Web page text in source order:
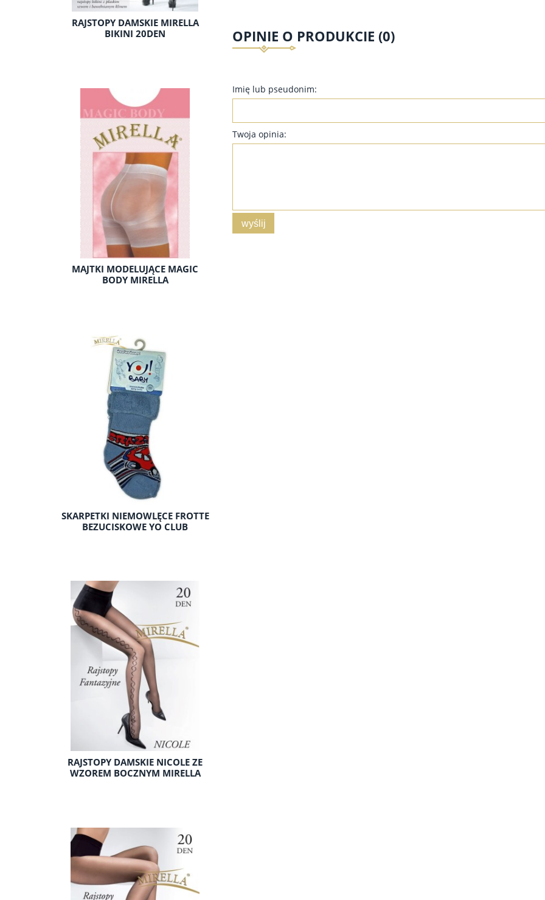
RAJSTOPY DAMSKIE MIRELLA
BIKINI 20DEN
MAJTKI MODELUJĄCE MAGIC
BODY MIRELLA
SKARPETKI NIEMOWLĘCE FROTTE
BEZUCISKOWE YO CLUB
RAJSTOPY DAMSKIE NICOLE ZE
WZOREM BOCZNYM MIRELLA
OPINIE O PRODUKCIE (0)
Imię lub pseudonim:
Twoja opinia:
wyślij